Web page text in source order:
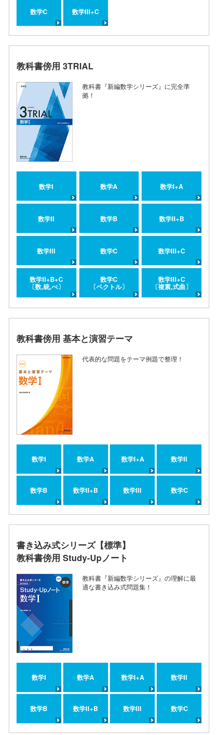
数学C 数学III+C
教科書傍用 3TRIAL
教科書『新編数学シリーズ』に完全準
拠！
数学I 数学A 数学I+A
数学II 数学B 数学II+B
数学III 数学C 数学III+C
数学II+B+C
〔数,統,べ〕
数学C
〔ベクトル〕
数学III+C
〔複素,式曲〕
教科書傍用 基本と演習テーマ
代表的な問題をテーマ例題で整理！
数学I 数学A 数学I+A 数学II
数学B 数学II+B 数学III 数学C
書き込み式シリーズ【標準】
教科書傍用 Study-Upノート
教科書『新編数学シリーズ』の理解に最
適な書き込み式問題集！
数学I 数学A 数学I+A 数学II
数学B 数学II+B 数学III 数学C